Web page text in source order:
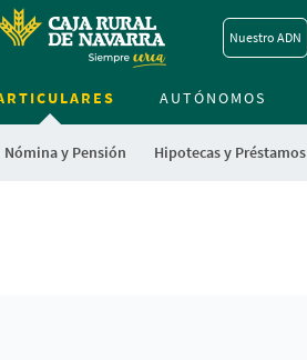
Nuestro ADN
Nómina y Pensión Hipotecas y Préstamos
AUTÓNOMOS